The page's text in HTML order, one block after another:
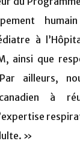
à
ainsi que
ailleurs,
à
»